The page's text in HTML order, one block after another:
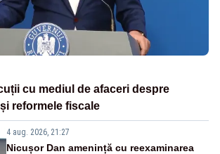
cu mediul de afaceri despre
reformele fiscale
4 aug. 2026, 21:27
Nicușor Dan amenință cu reexaminarea